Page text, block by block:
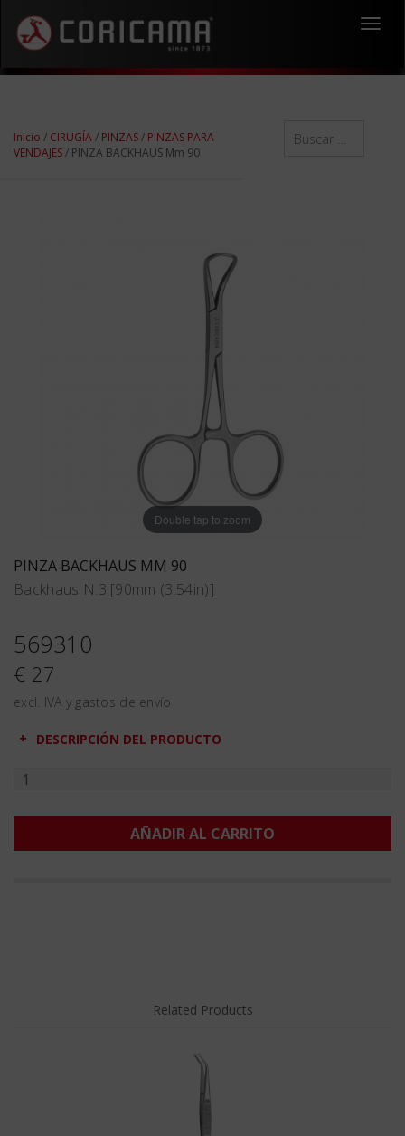
Inicio / CIRUGÍA/ PINZAS/ PINZAS PARA
VENDAJES/ PINZA BACKHAUS Mm 90
Double tap to zoom
PINZA BACKHAUS MM 90
Backhaus N.3 [90mm (3.54in)]
569310
€ 27
excl. IVA y gastos de envío
DESCRIPCIÓN DEL PRODUCTO
AÑADIR AL CARRITO
Related Products